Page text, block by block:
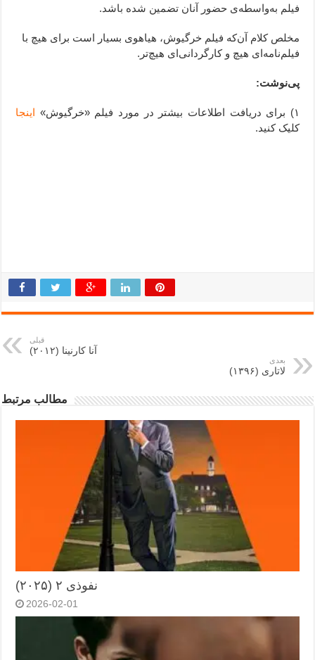
فیلم به‌واسطه‌ی حضور آنان تضمین شده باشد.
مخلص کلام آن‌که فیلم خرگیوش، هیاهوی بسیار است برای هیچ با
فیلم‌نامه‌ای هیچ و کارگردانی‌ای هیچ‌تر.
پی‌نوشت:
۱) برای دریافت اطلاعات بیشتر در مورد فیلم «خرگیوش»
اینجا
کلیک کنید.
قبلی
آنا کارنینا (۲۰۱۲)
بعدی
لاتاری (۱۳۹۶)
مطالب مرتبط
نفوذی ۲ (۲۰۲۵)
2026-02-01